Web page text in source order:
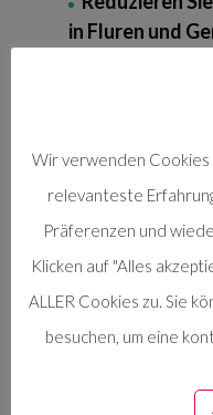
in Fluren und
Tischen, in der
Arbeitsbereich,
warmem Licht
SieDimmer , um
Atmosphäre zu
Beruhigende
Wir verwenden
relevanteste
Präferenzen und
Klicken auf "Alles
ALLER Cookies zu. Sie
besuchen, um eine